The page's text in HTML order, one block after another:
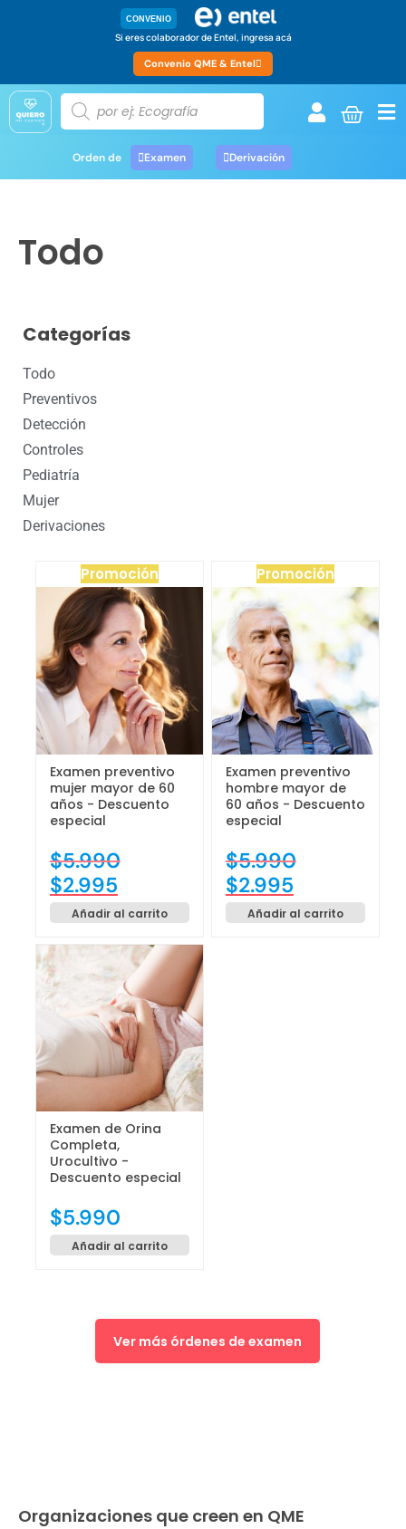
CONVENIO
Si eres colaborador de Entel, ingresa acá
Convenio QME & Entel
Orden de Examen Derivación
Todo
Categorías
Todo
Preventivos
Detección
Controles
Pediatría
Mujer
Derivaciones
Promoción
Examen preventivo
mujer mayor de 60
años - Descuento
especial
$5.990
$2.995
Añadir al carrito
Promoción
Examen preventivo
hombre mayor de
60 años - Descuento
especial
$5.990
$2.995
Añadir al carrito
Examen de Orina
Completa,
Urocultivo -
Descuento especial
$5.990
Añadir al carrito
Ver más órdenes de examen
Organizaciones que creen en QME